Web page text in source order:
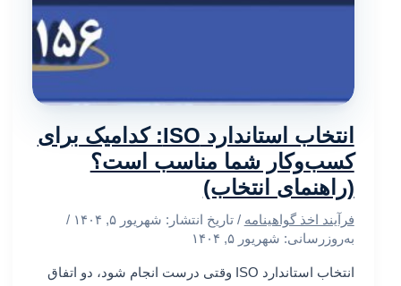
انتخاب استاندارد ISO: کدامیک برای
کسب‌وکار شما مناسب است؟
(راهنمای انتخاب)
فرآیند اخذ گواهینامه/ تاریخ انتشار: شهریور ۵, ۱۴۰۴
/
به‌روزرسانی: شهریور ۵, ۱۴۰۴
انتخاب استاندارد ISO وقتی درست انجام شود، دو اتفاق